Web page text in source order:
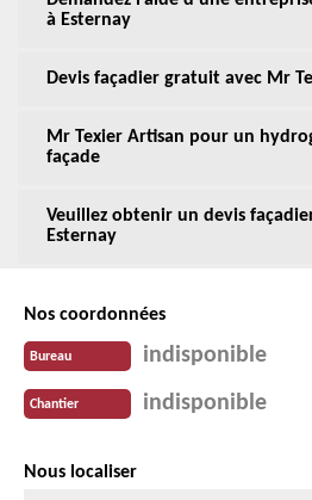
à Esternay
Devis façadier gratuit avec Mr
Mr Texier Artisan pour un
façade
Veuillez obtenir un devis
Esternay
Nos coordonnées
Bureau indisponible
Chantier indisponible
Nous localiser